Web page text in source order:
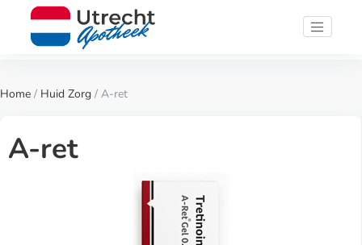
Home / Huid Zorg / A-ret
A-ret